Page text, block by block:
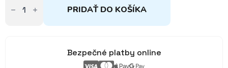
Tričko
sivé PRIDAŤ DO KOŠÍKA
Bezpečné platby online